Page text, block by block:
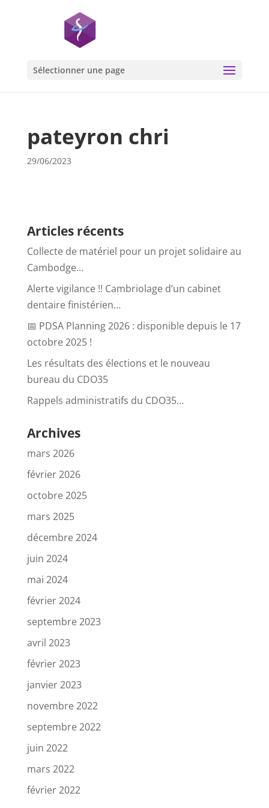
Sélectionner une page
pateyron chri
29/06/2023
Articles récents
Collecte de matériel pour un projet solidaire au
Cambodge…
Alerte vigilance !! Cambriolage d’un cabinet
dentaire finistérien…
📅 PDSA Planning 2026 : disponible depuis le 17
octobre 2025 !
Les résultats des élections et le nouveau
bureau du CDO35
Rappels administratifs du CDO35…
Archives
mars 2026
février 2026
octobre 2025
mars 2025
décembre 2024
juin 2024
mai 2024
février 2024
septembre 2023
avril 2023
février 2023
janvier 2023
novembre 2022
septembre 2022
juin 2022
mars 2022
février 2022